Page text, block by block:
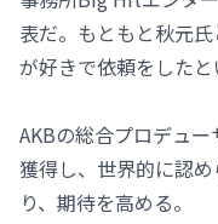
表だ。もともと秋元
が好きで依頼をしたと
AKBの総合プロデュ
獲得し、世界的に認
り、期待を高める。